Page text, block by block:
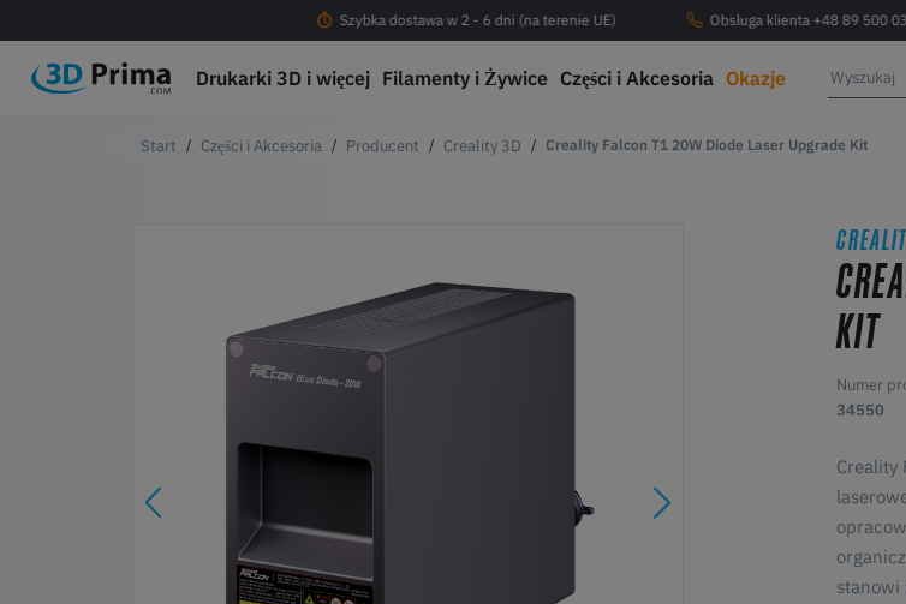
Szybka dostawa w 2 - 6 dni (na terenie UE) Obsługa klienta +48 89 500
Drukarki 3D i więcej Filamenty i Żywice Części i Akcesoria Okazje
Części i Akcesoria Producent Creality 3D Creality Falcon T1 20W Diode Laser Upgrade Kit
KIT
Numer
34550
Creality
stanowi